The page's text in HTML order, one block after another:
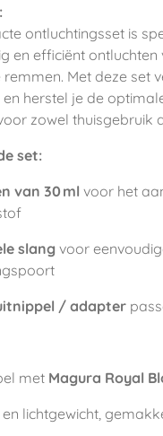
ontluchtingsset is
en efficiënt ontluchten
Met deze set
herstel je de
zowel thuisgebruik
set:
van 30 ml voor het
slangvoor
/ adapter
met Magura Royal
lichtgewicht,